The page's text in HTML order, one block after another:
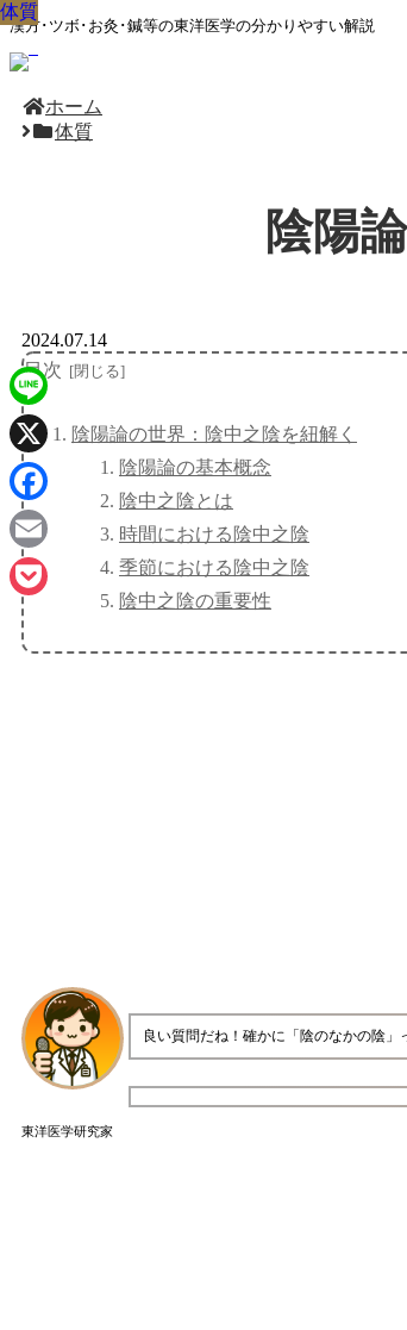
漢方･ツボ･お灸･鍼等の東洋医学の分かりやすい解説
ホーム
体質
陰陽
体質
2024.07.14
目次
陰陽論の世界：陰中之陰を紐解く
陰陽論の基本概念
陰中之陰とは
時間における陰中之陰
季節における陰中之陰
陰中之陰の重要性
東洋医学研究家
良い質問だね！確かに「陰のなかの陰
体質
体質
体質
体質
体質
体質
体質
体質
Line
X
Facebook
Email
Pocket